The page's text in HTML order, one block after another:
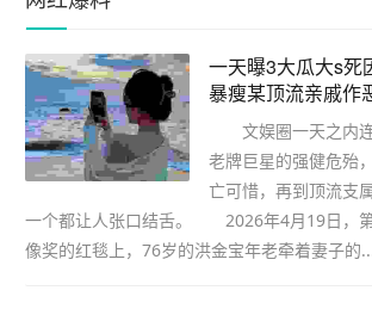
一天曝3大瓜大s死
暴瘦某顶流亲戚作
文娱圈一天之内连
老牌巨星的强健危殆
亡可惜，再到顶流支
一个都让人张口结舌。 2026年4月19日，
像奖的红毯上，76岁的洪金宝年老牵着妻子的